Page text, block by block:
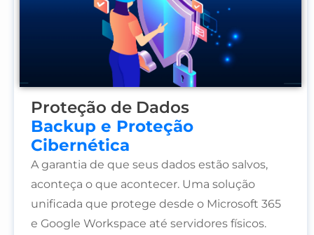
Proteção de Dados
Backup e Proteção
Cibernética
A garantia de que seus dados estão salvos,
aconteça o que acontecer. Uma solução
unificada que protege desde o Microsoft 365
e Google Workspace até servidores físicos.